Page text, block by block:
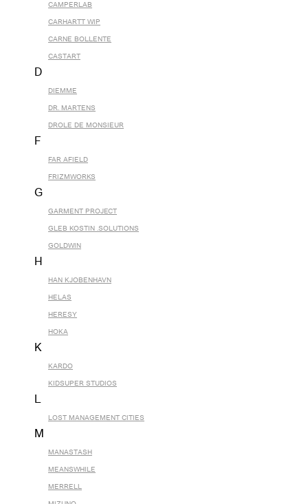
CAMPERLAB
CARHARTT WIP
CARNE BOLLENTE
CASTART
D
DIEMME
DR. MARTENS
DROLE DE MONSIEUR
F
FAR AFIELD
FRIZMWORKS
G
GARMENT PROJECT
GLEB KOSTIN .SOLUTIONS
GOLDWIN
H
HAN KJOBENHAVN
HELAS
HERESY
HOKA
K
KARDO
KIDSUPER STUDIOS
L
LOST MANAGEMENT CITIES
M
MANASTASH
MEANSWHILE
MERRELL